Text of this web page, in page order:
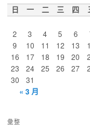
日 一 二 三 四
2
3 4 5 6
9
10 11 12 13
16
17 18 19 20
23
24 25 26 27
30
31
« 3 月
彙整